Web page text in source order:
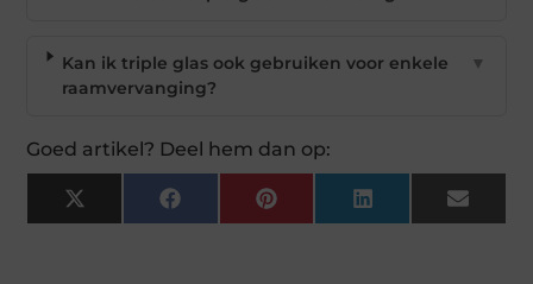
Kan ik triple glas ook gebruiken voor enkele
raamvervanging?
▼
Goed artikel? Deel hem dan op:
X
(Twitter)
Facebook Pinterest LinkedIn Email